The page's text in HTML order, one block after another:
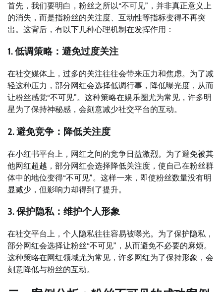
首先，我们要明白，粉丝之所以“不可见”，并非真正意义上
的消失，而是指粉丝的关注度、互动性等指标变得不再突
出。这背后，有以下几种心理机制在发挥作用：
1. 低调策略：避免过度关注
在社交媒体上，过多的关注往往会带来压力和焦虑。为了减
轻这种压力，部分网红会选择低调行事，降低曝光度，从而
让粉丝感觉“不可见”。这种策略在娱乐圈尤为常见，许多明
星为了保持神秘感，会刻意减少社交平台的互动。
2. 避免竞争：降低关注度
在小红书平台上，网红之间的竞争日益激烈。为了避免被其
他网红超越，部分网红会选择降低关注度，使自己在粉丝群
体中的地位变得“不可见”。这样一来，即使粉丝数量没有明
显减少，但影响力却得到了提升。
3. 保护隐私：维护个人形象
在社交平台上，个人隐私往往容易被曝光。为了保护隐私，
部分网红会选择让粉丝“不可见”，从而避免不必要的麻烦。
这种策略在网红领域尤为常见，许多网红为了保持形象，会
刻意降低与粉丝的互动。